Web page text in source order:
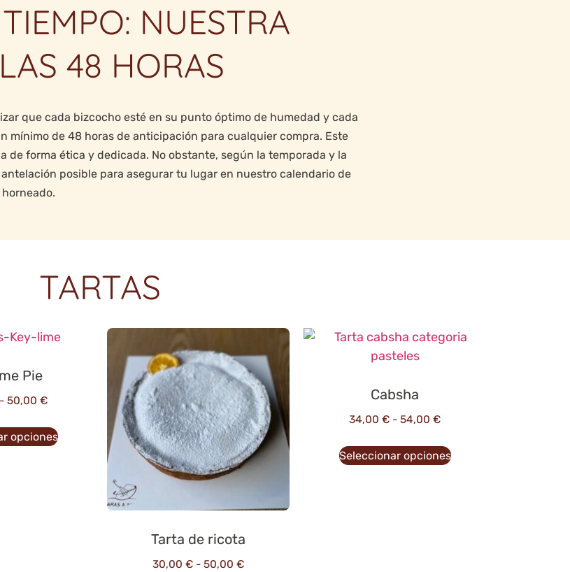
NUESTRA
48 HORAS
que cada bizcocho esté en su punto óptimo de humedad y cada
mínimo de 48 horas de anticipación para cualquier compra. Este
forma ética y dedicada. No obstante, según la temporada y la
posible para asegurar tu lugar en nuestro calendario de
horneado.
TARTAS
Pie
- 50,00 €
opciones
Tarta de ricota
30,00 € - 50,00 €
Cabsha
34,00 € - 54,00 €
Seleccionar opciones